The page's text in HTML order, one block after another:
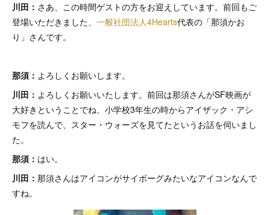
川田： さあ、この時間ゲストの方をお迎えしています。前回もご
登場いただきました、 一般社団法人4Hearts代表の「那須かお
り」さんです。
那須： よろしくお願いします。
川田： よろしくお願いいたします。前回は那須さんがSF映画が
大好きということでね、小学校3年生の時からアイザック・アシ
モフを読んで、スター・ウォーズを見てたというお話を伺いまし
た。
那須： はい。
川田： 那須さんはアイコンがサイボーグみたいなアイコンなんで
すね。